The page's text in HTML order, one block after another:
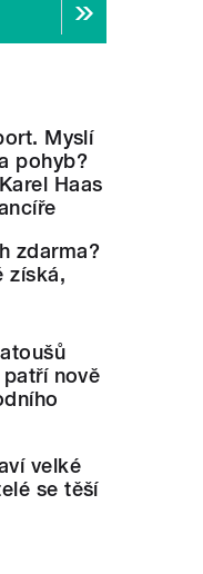
Myslí
pohyb?
Haas
zdarma?
získá,
nově
velké
se těší